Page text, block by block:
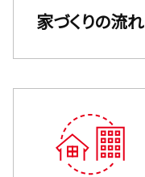
家づくりの流れ